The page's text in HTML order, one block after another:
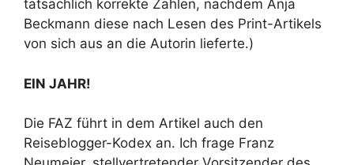
tatsächlich korrekte Zahlen, nachdem Anja
Beckmann diese nach Lesen des Print-Artikels
von sich aus an die Autorin lieferte.)
EIN JAHR!
Die FAZ führt in dem Artikel auch den
Reiseblogger-Kodex an. Ich frage Franz